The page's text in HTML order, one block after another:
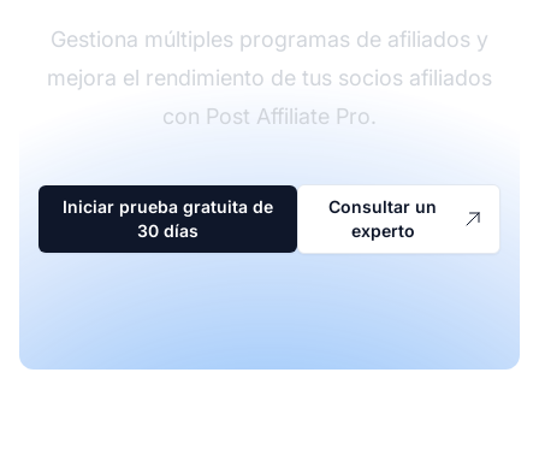
Gestiona múltiples programas de afiliados y
mejora el rendimiento de tus socios afiliados
con Post Affiliate Pro.
Iniciar prueba gratuita de
30 días
Consultar un
experto